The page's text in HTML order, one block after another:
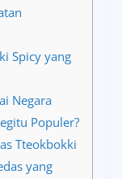
Spicy yang
Negara
Populer?
Tteokbokki
yang